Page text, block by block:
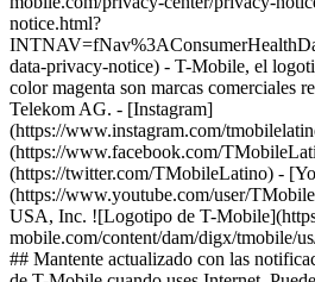
notice.html?
data-privacy-notice) - T-Mobile, el
color magenta son marcas comerciales
Telekom AG. - [Instagram]
(https://www.instagram.com/
(https://www.facebook.com/
(https://twitter.com/TMobileLatino) -
(https://www.youtube.com/user/
USA, Inc. ![Logotipo de T-
mobile.com/content/dam/digx/tmobile/
## Mantente actualizado con las